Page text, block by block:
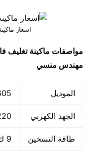
اسعار
مواصفات ماكينة تغليف
مهندس منسي
الموديل 605 ماركة
الجهد الكهربي 220
طاقة التسخين 9 ك وات (18 سخان ×500 وات)